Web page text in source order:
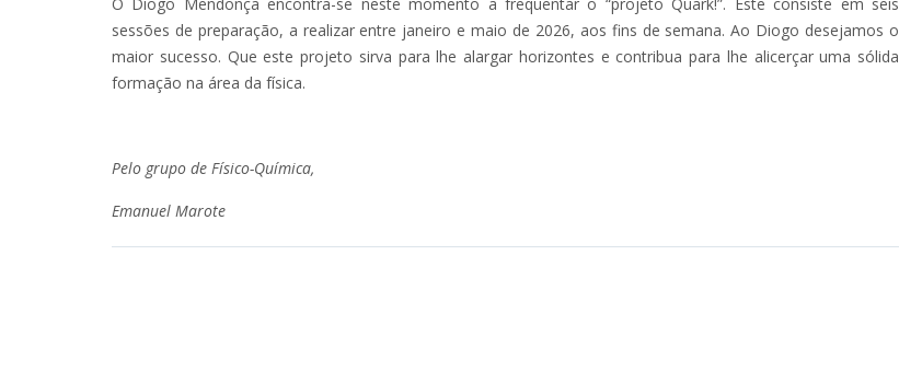
sessões de preparação, a realizar entre janeiro e maio de 2026, aos fins de semana. Ao Diogo desejamos o
maior sucesso. Que este projeto sirva para lhe alargar horizontes e contribua para lhe alicerçar uma sólida
formação na área da física.
Pelo grupo de Físico-Química,
Emanuel Marote